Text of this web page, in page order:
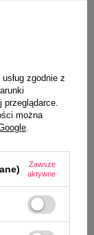
koszyka
zgodnie z
przeglądarce.
można
.
Zawsze
aktywne